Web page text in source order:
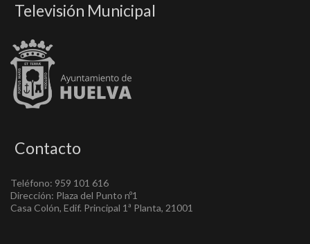
Televisión Municipal
Contacto
Teléfono: 959 101 616
Dirección: Plaza del Punto nº1
Casa Colón, Edif. Principal 1ª Planta, 21001